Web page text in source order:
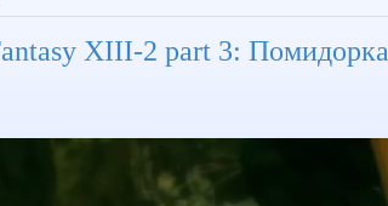
XIII-2 part 3: Помидорка